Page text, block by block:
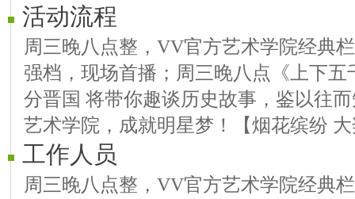
活动流程
周三晚八点整，VV官方艺术学院经典
强档，现场首播；周三晚八点《上下五
分晋国 将带你趣谈历史故事，鉴以往
艺术学院，成就明星梦！【烟花缤纷
工作人员
周三晚八点整，VV官方艺术学院经典